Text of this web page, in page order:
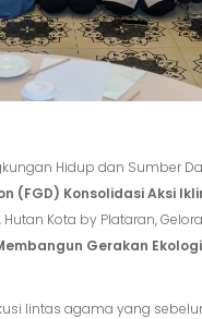
Hidup dan Sumber
(FGD) Konsolidasi Aksi
Kota by Plataran,
Gerakan
lintas agama yang